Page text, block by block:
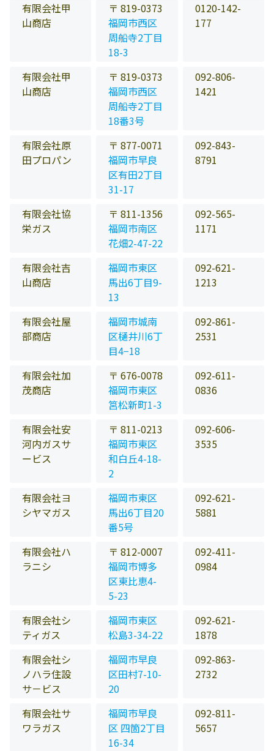
有限会社甲
山商店
〒 819-0373
福岡市西区
周船寺2丁目
18-3
0120-142-
177
有限会社甲
山商店
〒 819-0373
福岡市西区
周船寺2丁目
18番3号
092-806-
1421
有限会社原
田プロパン
〒 877-0071
福岡市早良
区有田2丁目
31-17
092-843-
8791
有限会社協
栄ガス
〒 811-1356
福岡市南区
花畑2-47-22
092-565-
1171
有限会社吉
山商店
福岡市東区
馬出6丁目9-
13
092-621-
1213
有限会社屋
部商店
福岡市城南
区樋井川6丁
目4−18
092-861-
2531
有限会社加
茂商店
〒 676-0078
福岡市東区
筥松新町1-3
092-611-
0836
有限会社安
河内ガスサ
ービス
〒 811-0213
福岡市東区
和白丘4-18-
2
092-606-
3535
有限会社ヨ
シヤマガス
福岡市東区
馬出6丁目20
番5号
092-621-
5881
有限会社ハ
ラニシ
〒 812-0007
福岡市博多
区東比恵4-
5-23
092-411-
0984
有限会社シ
ティガス
福岡市東区
松島3-34-22
092-621-
1878
有限会社シ
ノハラ住設
サ－ビス
福岡市早良
区田村7-10-
20
092-863-
2732
有限会社サ
ワラガス
福岡市早良
区 四箇2丁目
16-34
092-811-
5657